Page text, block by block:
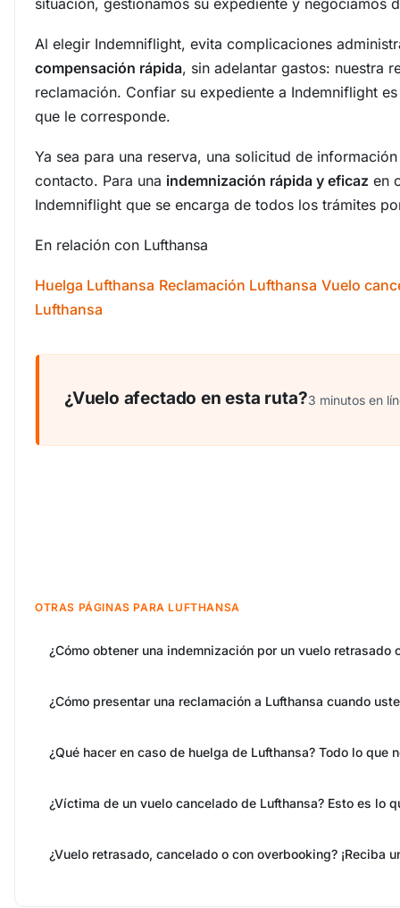
situación, gestionamos su expediente y negociamos
Al elegir Indemniflight, evita complicaciones
compensación rápida, sin adelantar gastos: nuestra
reclamación. Confiar su expediente a Indemniflight
que le corresponde.
Ya sea para una reserva, una solicitud de
contacto. Para una indemnización rápida y eficaz en
Indemniflight que se encarga de todos los trámites
En relación con Lufthansa
Huelga Lufthansa Reclamación Lufthansa Vuelo
Lufthansa
¿Vuelo afectado en esta ruta?3 minutos en
OTRAS PÁGINAS PARA LUFTHANSA
¿Cómo obtener una indemnización por un vuelo retrasado
¿Cómo presentar una reclamación a Lufthansa cuando
¿Qué hacer en caso de huelga de Lufthansa? Todo lo que
¿Víctima de un vuelo cancelado de Lufthansa? Esto es lo
¿Vuelo retrasado, cancelado o con overbooking? ¡Reciba